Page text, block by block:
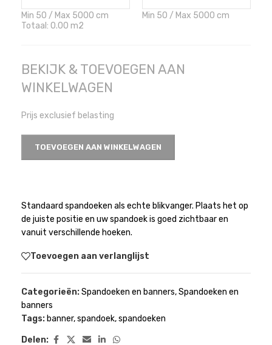
Min 50 / Max 5000 cm
Min 50 / Max 5000 cm
Totaal: 0.00 m2
BEKIJK & TOEVOEGEN AAN
WINKELWAGEN
Prijs exclusief belasting
TOEVOEGEN AAN WINKELWAGEN
Standaard spandoeken als echte blikvanger. Plaats het op
de juiste positie en uw spandoek is goed zichtbaar en
vanuit verschillende hoeken.
Toevoegen aan verlanglijst
Categorieën:Spandoeken en banners,Spandoeken en
banners
Tags: banner,spandoek,spandoeken
Delen: